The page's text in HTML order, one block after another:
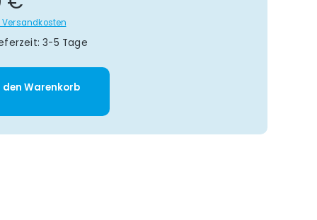
Versandkosten
3-5 Tage
Gib den gewünschten Wert ein
den Warenkorb